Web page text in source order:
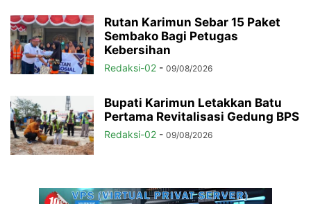
Rutan Karimun Sebar 15 Paket
Sembako Bagi Petugas
Kebersihan
Redaksi-02 - 09/08/2026
Bupati Karimun Letakkan Batu
Pertama Revitalisasi Gedung BPS
Redaksi-02 - 09/08/2026